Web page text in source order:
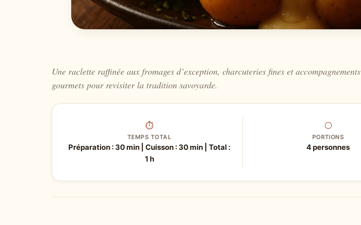
Une raclette raffinée aux fromages d’exception, charcuteries fines et accompagnements
gourmets pour revisiter la tradition savoyarde.
⏱
TEMPS TOTAL
Préparation : 30 min | Cuisson : 30 min | Total :
1 h
⚪
PORTIONS
4 personnes